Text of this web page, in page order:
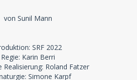
von Sunil Mann
SRF 2022
Regie: Karin Berri
Realisierung: Roland Fatzer
Simone Karpf